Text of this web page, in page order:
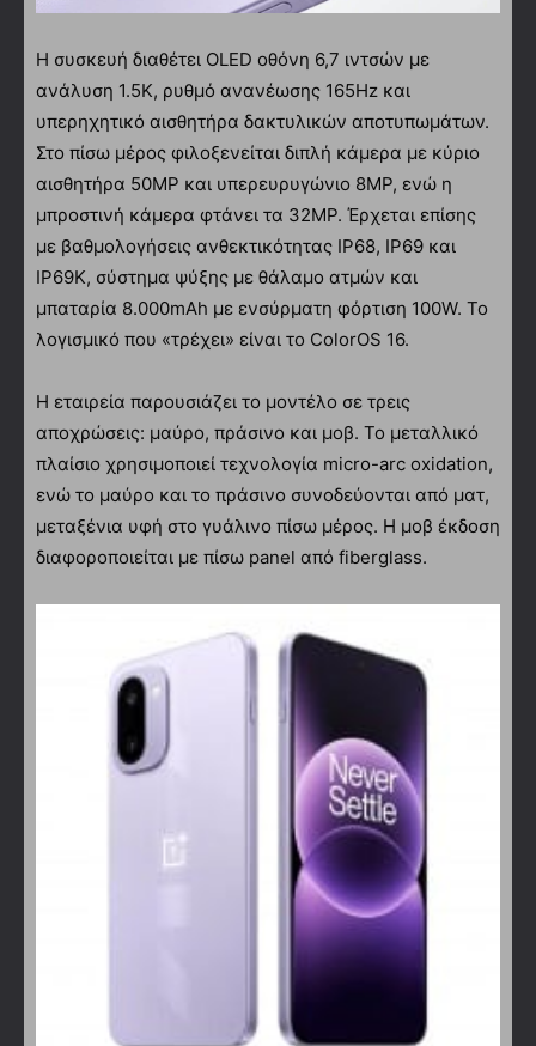
Η συσκευή διαθέτει OLED οθόνη 6,7 ιντσών με
ανάλυση 1.5K, ρυθμό ανανέωσης 165Hz και
υπερηχητικό αισθητήρα δακτυλικών αποτυπωμάτων.
Στο πίσω μέρος φιλοξενείται διπλή κάμερα με κύριο
αισθητήρα 50MP και υπερευρυγώνιο 8MP, ενώ η
μπροστινή κάμερα φτάνει τα 32MP. Έρχεται επίσης
με βαθμολογήσεις ανθεκτικότητας IP68, IP69 και
IP69K, σύστημα ψύξης με θάλαμο ατμών και
μπαταρία 8.000mAh με ενσύρματη φόρτιση 100W. Το
λογισμικό που «τρέχει» είναι το ColorOS 16.
Η εταιρεία παρουσιάζει το μοντέλο σε τρεις
αποχρώσεις: μαύρο, πράσινο και μοβ. Το μεταλλικό
πλαίσιο χρησιμοποιεί τεχνολογία micro-arc oxidation,
ενώ το μαύρο και το πράσινο συνοδεύονται από ματ,
μεταξένια υφή στο γυάλινο πίσω μέρος. Η μοβ έκδοση
διαφοροποιείται με πίσω panel από fiberglass.